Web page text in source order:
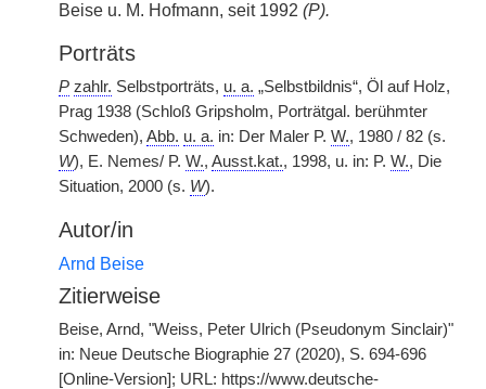
Beise u. M. Hofmann, seit 1992 (P).
Porträts
P zahlr. Selbstporträts, u. a. „Selbstbildnis“, Öl auf Holz,
Prag 1938 (Schloß Gripsholm, Porträtgal. berühmter
Schweden), Abb. u. a. in: Der Maler P. W., 1980 / 82 (s.
W), E. Nemes/ P. W., Ausst.kat., 1998, u. in: P. W., Die
Situation, 2000 (s. W).
Autor/in
Arnd Beise
Zitierweise
Beise, Arnd, "Weiss, Peter Ulrich (Pseudonym Sinclair)"
in: Neue Deutsche Biographie 27 (2020), S. 694-696
[Online-Version]; URL: https://www.deutsche-